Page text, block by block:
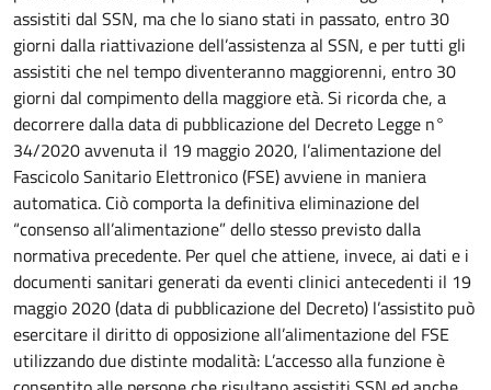
assistiti dal SSN, ma che lo siano stati in passato, entro 30
giorni dalla riattivazione dell’assistenza al SSN, e per tutti gli
assistiti che nel tempo diventeranno maggiorenni, entro 30
giorni dal compimento della maggiore età. Si ricorda che, a
decorrere dalla data di pubblicazione del Decreto Legge n°
34/2020 avvenuta il 19 maggio 2020, l’alimentazione del
Fascicolo Sanitario Elettronico (FSE) avviene in maniera
automatica. Ciò comporta la definitiva eliminazione del
“consenso all’alimentazione” dello stesso previsto dalla
normativa precedente. Per quel che attiene, invece, ai dati e i
documenti sanitari generati da eventi clinici antecedenti il 19
maggio 2020 (data di pubblicazione del Decreto) l’assistito può
esercitare il diritto di opposizione all’alimentazione del FSE
utilizzando due distinte modalità: L’accesso alla funzione è